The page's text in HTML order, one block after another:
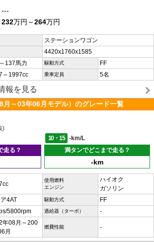
---
232万円～264万円
ステーションワゴン
4420x1760x1585
137馬力 駆動方式 FF
～1997cc 乗車定員 5名
報を見る
月～03年06月モデル）のグレード一覧
)
10・15
-km/L
走る？
満タンでどこまで走る？
-km
使用燃料
エンジン
ハイオク
ガソリン
4AT 駆動方式 FF
5800rpm 過給器（ターボ） -
年08月～200
月
燃費性能 -